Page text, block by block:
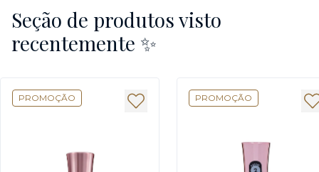
Seção de produtos visto
recentemente ✨
PROMOÇÃO PROMOÇÃO